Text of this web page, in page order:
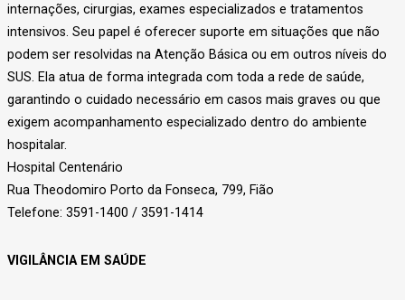
internações, cirurgias, exames especializados e tratamentos
intensivos. Seu papel é oferecer suporte em situações que não
podem ser resolvidas na Atenção Básica ou em outros níveis do
SUS. Ela atua de forma integrada com toda a rede de saúde,
garantindo o cuidado necessário em casos mais graves ou que
exigem acompanhamento especializado dentro do ambiente
hospitalar.
Hospital Centenário
Rua Theodomiro Porto da Fonseca, 799, Fião
Telefone: 3591-1400 / 3591-1414
VIGILÂNCIA EM SAÚDE